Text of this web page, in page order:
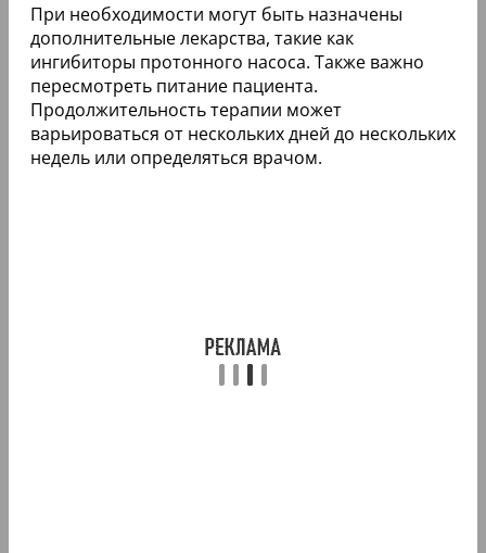
При необходимости могут быть назначены
дополнительные лекарства, такие как
ингибиторы протонного насоса. Также важно
пересмотреть питание пациента.
Продолжительность терапии может
варьироваться от нескольких дней до нескольких
недель или определяться врачом.